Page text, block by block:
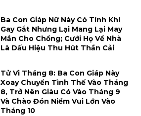
Ba Con Giáp Nữ Này Có Tính Khí
Gay Gắt Nhưng Lại Mang Lại May
Mắn Cho Chồng; Cưới Họ Về Nhà
Là Dấu Hiệu Thu Hút Thần Cải
Tử Vi Tháng 8: Ba Con Giáp Này
Xoay Chuyển Tình Thế Vào Tháng
8, Trở Nên Giàu Có Vào Tháng 9
Và Chào Đón Niềm Vui Lớn Vào
Tháng 10